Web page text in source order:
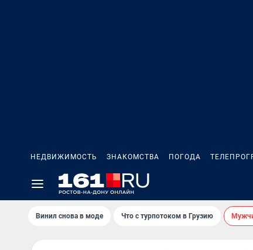
НЕДВИЖИМОСТЬ ЗНАКОМСТВА ПОГОДА
Винил снова в моде Что с турпотоком в Грузию